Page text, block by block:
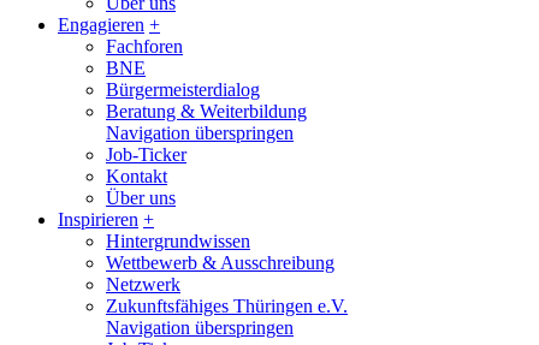
Engagieren +
Fachforen
BNE
Bürgermeisterdialog
Beratung & Weiterbildung
Navigation überspringen
Job-Ticker
Kontakt
Über uns
Inspirieren +
Hintergrundwissen
Wettbewerb & Ausschreibung
Netzwerk
Zukunftsfähiges Thüringen e.V.
Navigation überspringen